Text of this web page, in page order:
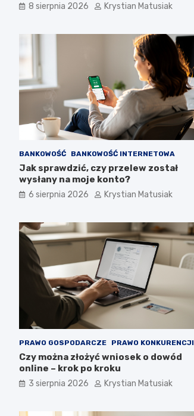
8 sierpnia 2026 Krystian Matusiak
BANKOWOŚĆ BANKOWOŚĆ INTERNETOWA
Jak sprawdzić, czy przelew został
wysłany na moje konto?
6 sierpnia 2026 Krystian Matusiak
PRAWO GOSPODARCZE PRAWO KONKURENCJI
Czy można złożyć wniosek o dowód
online – krok po kroku
3 sierpnia 2026 Krystian Matusiak